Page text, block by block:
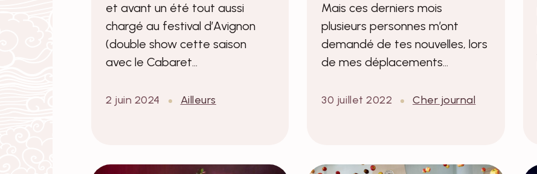
et avant un été tout aussi
chargé au festival d’Avignon
(double show cette saison
avec le Cabaret…
2 juin 2024 Ailleurs
Mais ces derniers mois
plusieurs personnes m’ont
demandé de tes nouvelles, lors
de mes déplacements…
30 juillet 2022 Cher journal